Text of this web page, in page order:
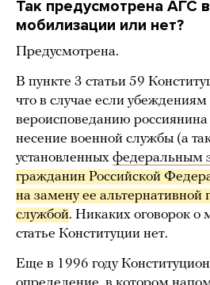
Так предусмотрена АГС
мобилизации или нет?
Предусмотрена.
В пункте 3 статьи 59
что в случае если
вероисповеданию
несение военной службы (а
установленных федеральным
гражданин Российской
на замену ее альтернативной
службой. Никаких оговорок о
статье Конституции нет.
Еще в 1996 году